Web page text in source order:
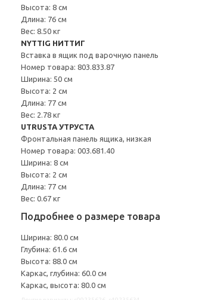
Высота: 8 см
Длина: 76 см
Вес: 8.50 кг
NYTTIG НИТТИГ
Вставка в ящик под варочную панель
Номер товара: 803.833.87
Ширина: 50 см
Высота: 2 см
Длина: 77 см
Вес: 2.78 кг
UTRUSTA УТРУСТА
Фронтальная панель ящика, низкая
Номер товара: 003.681.40
Ширина: 8 см
Высота: 2 см
Длина: 77 см
Вес: 0.67 кг
Подробнее о размере товара
Ширина: 80.0 см
Глубина: 61.6 см
Высота: 88.0 см
Каркас, глубина: 60.0 см
Каркас, высота: 80.0 см